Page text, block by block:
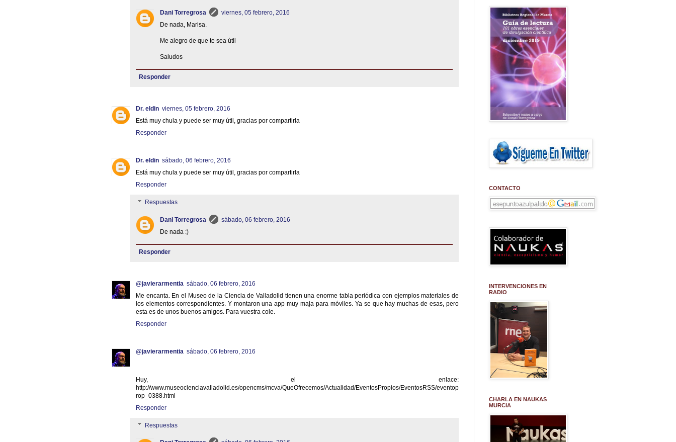
Dani Torregrosa
viernes, 05 febrero, 2016
De nada, Marisa.
Me alegro de que te sea útil
Saludos
Responder
Dr. eldin viernes, 05 febrero, 2016
Está muy chula y puede ser muy útil, gracias por compartirla
Responder
Dr. eldin sábado, 06 febrero, 2016
Está muy chula y puede ser muy útil, gracias por compartirla
Responder
Respuestas
Dani Torregrosa
sábado, 06 febrero, 2016
De nada :)
Responder
@javierarmentia sábado, 06 febrero, 2016
Me encanta. En el Museo de la Ciencia de Valladolid tienen una enorme tabla periódica con ejemplos materiales de
los elementos correspondientes. Y montaron una app muy maja para móviles. Ya se que hay muchas de esas, pero
esta es de unos buenos amigos. Para vuestra cole.
Responder
@javierarmentia sábado, 06 febrero, 2016
Huy, el enlace:
http://www.museocienciavalladolid.es/opencms/mcva/QueOfrecemos/Actualidad/EventosPropios/EventosRSS/eventop
rop_0388.html
Responder
Respuestas
CONTACTO
INTERVENCIONES EN
RADIO
CHARLA EN NAUKAS
MURCIA